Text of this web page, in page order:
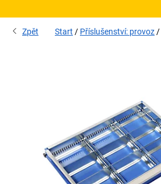
Zpět Start Příslušenství: provoz